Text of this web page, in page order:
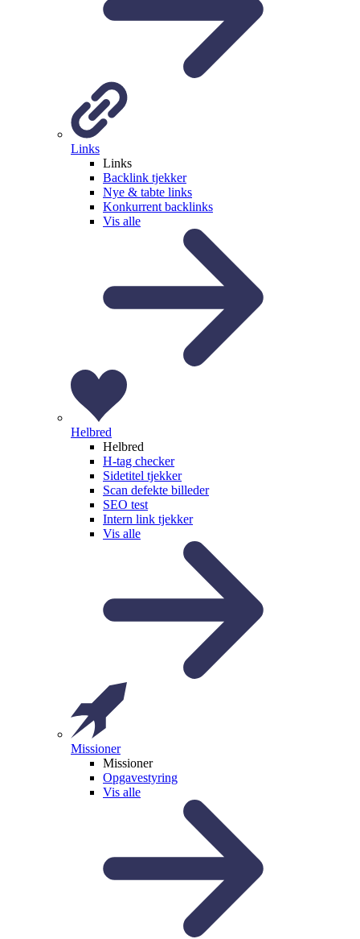
Links
Links
Backlink tjekker
Nye & tabte links
Konkurrent backlinks
Vis alle
Helbred
Helbred
H-tag checker
Sidetitel tjekker
Scan defekte billeder
SEO test
Intern link tjekker
Vis alle
Missioner
Missioner
Opgavestyring
Vis alle